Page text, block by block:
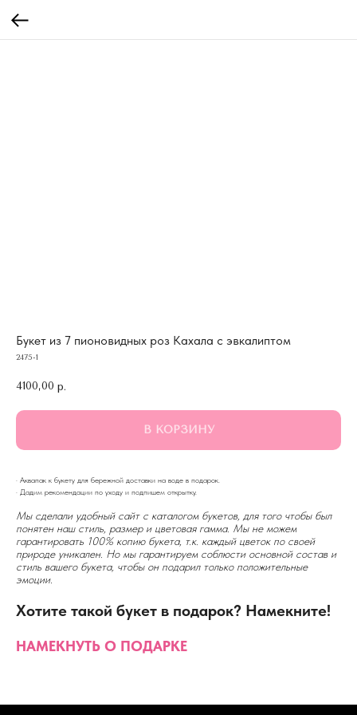
Букет из 7 пионовидных роз Кахала с эвкалиптом
2475-1
4100,00 р.
В КОРЗИНУ
· Аквапак к букету для бережной доставки на воде в подарок.
· Дадим рекомендации по уходу и подпишем открытку.
Мы сделали удобный сайт с каталогом букетов, для того чтобы был
понятен наш стиль, размер и цветовая гамма. Мы не можем
гарантировать 100% копию букета, т.к. каждый цветок по своей
природе уникален. Но мы гарантируем соблюсти основной состав и
стиль вашего букета, чтобы он подарил только положительные
эмоции.
Хотите такой букет в подарок? Намекните!
НАМЕКНУТЬ О ПОДАРКЕ